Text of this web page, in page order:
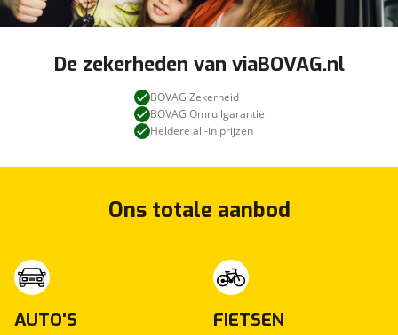
€ 0,-
Originele waarde € 0,-
Nieuwe APK; Geldige APK, RDW-leges,
Vloeistofcontrole
De zekerheden van viaBOVAG.nl
BOVAG Zekerheid
BOVAG Omruilgarantie
Heldere all-in prijzen
Ons totale aanbod
AUTO'S FIETSEN